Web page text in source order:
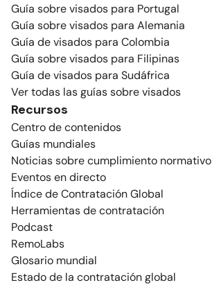
Guía sobre visados para Portugal
Guía sobre visados para Alemania
Guía de visados para Colombia
Guía sobre visados para Filipinas
Guía de visados para Sudáfrica
Ver todas las guías sobre visados
Recursos
Centro de contenidos
Guías mundiales
Noticias sobre cumplimiento normativo
Eventos en directo
Índice de Contratación Global
Herramientas de contratación
Podcast
RemoLabs
Glosario mundial
Estado de la contratación global